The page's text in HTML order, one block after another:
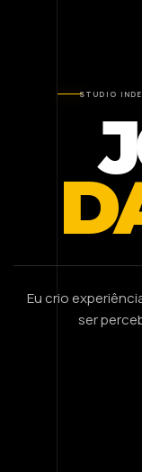
STUDIO
Eu crio
ser